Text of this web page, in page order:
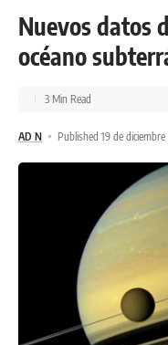
Nuevos datos
océano
AD N Published 19 de
3 Min Read